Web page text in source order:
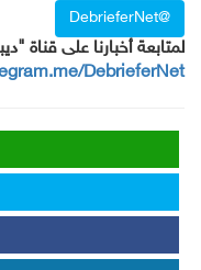
@DebrieferNet
لمتابعة أخبارنا على قناة
DebrieferNet